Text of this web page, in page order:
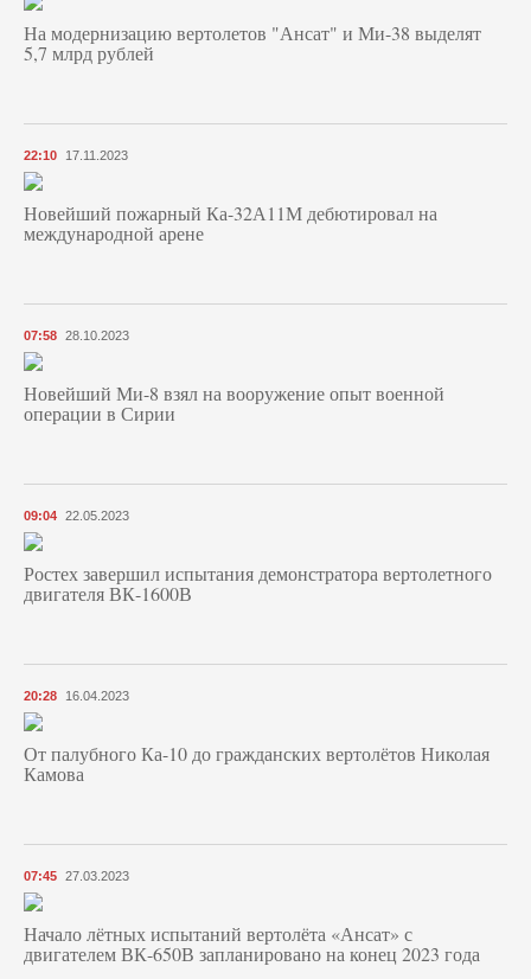
На модернизацию вертолетов "Ансат" и Ми-38 выделят
5,7 млрд рублей
22:10 17.11.2023
Новейший пожарный Ка-32А11М дебютировал на
международной арене
07:58 28.10.2023
Новейший Ми-8 взял на вооружение опыт военной
операции в Сирии
09:04 22.05.2023
Ростех завершил испытания демонстратора вертолетного
двигателя ВК-1600В
20:28 16.04.2023
От палубного Ка-10 до гражданских вертолётов Николая
Камова
07:45 27.03.2023
Начало лётных испытаний вертолёта «Ансат» с
двигателем ВК-650В запланировано на конец 2023 года